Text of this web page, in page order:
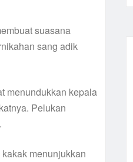
suasana
sang adik
menundukkan kepala
Pelukan
menunjukkan